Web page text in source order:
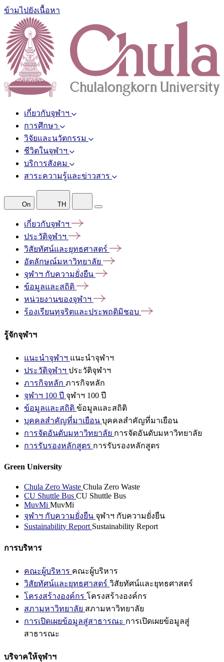
ข้ามไปยังเนื้อหา
เกี่ยวกับจุฬาฯ
การศึกษา
วิจัยและนวัตกรรม
ชีวิตในจุฬาฯ
บริการสังคม
สาระความรู้และข่าวสาร
On TH
เกี่ยวกับจุฬาฯ
ประวัติจุฬาฯ
วิสัยทัศน์และยุทธศาสตร์
อัตลักษณ์มหาวิทยาลัย
จุฬาฯ กับความยั่งยืน
ข้อมูลและสถิติ
หน่วยงานของจุฬาฯ
ร้องเรียนทุจริตและประพฤติมิชอบ
รู้จักจุฬาฯ
แนะนำจุฬาฯ แนะนำจุฬาฯ
ประวัติจุฬาฯ ประวัติจุฬาฯ
ภารกิจหลัก ภารกิจหลัก
จุฬาฯ 100 ปี จุฬาฯ 100 ปี
ข้อมูลและสถิติ ข้อมูลและสถิติ
บุคคลสำคัญที่มาเยือน บุคคลสำคัญที่มาเยือน
การจัดอันดับมหาวิทยาลัย การจัดอันดับมหาวิทยาลัย
การรับรองหลักสูตร การรับรองหลักสูตร
Green University
Chula Zero Waste Chula Zero Waste
CU Shuttle Bus CU Shuttle Bus
MuvMi MuvMi
จุฬาฯ กับความยั่งยืน จุฬาฯ กับความยั่งยืน
Sustainability Report Sustainability Report
การบริหาร
คณะผู้บริหาร คณะผู้บริหาร
วิสัยทัศน์และยุทธศาสตร์ วิสัยทัศน์และยุทธศาสตร์
โครงสร้างองค์กร โครงสร้างองค์กร
สภามหาวิทยาลัย สภามหาวิทยาลัย
การเปิดเผยข้อมูลสู่สาธารณะ การเปิดเผยข้อมูลสู่
สาธารณะ
บริจาคให้จุฬาฯ